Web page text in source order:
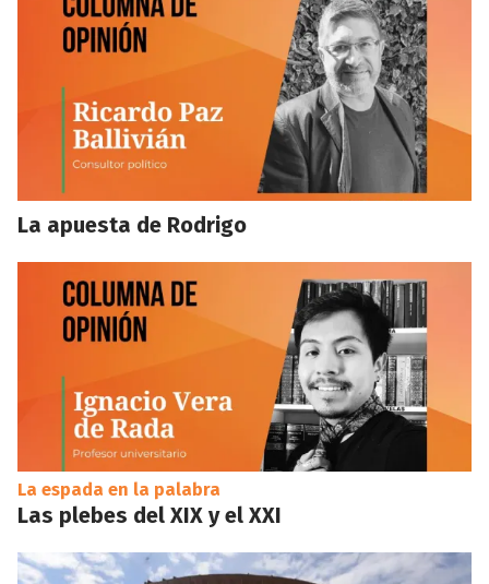
La apuesta de Rodrigo
La espada en la palabra
Las plebes del XIX y el XXI